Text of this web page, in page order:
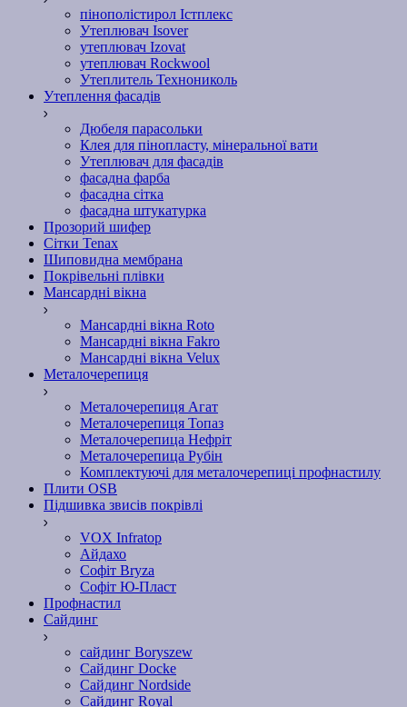
пінополістирол Істплекс
Утеплювач Isover
утеплювач Izovat
утеплювач Rockwool
Утеплитель Технониколь
Утеплення фасадів
Дюбеля парасольки
Клея для пінопласту, мінеральної вати
Утеплювач для фасадів
фасадна фарба
фасадна сітка
фасадна штукатурка
Прозорий шифер
Сітки Tenax
Шиповидна мембрана
Покрівельні плівки
Мансардні вікна
Мансардні вікна Roto
Мансардні вікна Fakro
Мансардні вікна Velux
Металочерепиця
Металочерепиця Агат
Металочерепиця Топаз
Металочерепица Нефріт
Металочерепица Рубін
Комплектуючі для металочерепиці профнастилу
Плити OSB
Підшивка звисів покрівлі
VOX Infratop
Айдахо
Софiт Bryza
Софiт Ю-Пласт
Профнастил
Сайдинг
сайдинг Boryszew
Сайдинг Docke
Сайдинг Nordside
Сайдинг Royal